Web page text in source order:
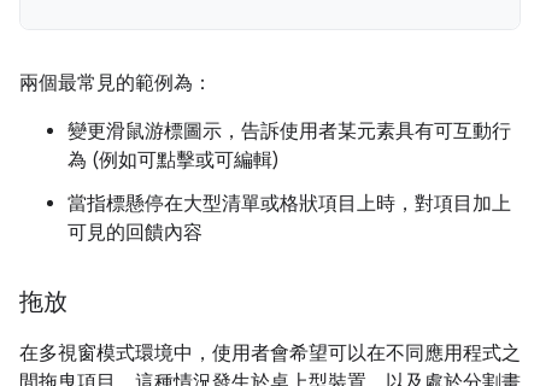
兩個最常見的範例為：
變更滑鼠游標圖示，告訴使用者某元素具有可互動行
為 (例如可點擊或可編輯)
當指標懸停在大型清單或格狀項目上時，對項目加上
可見的回饋內容
拖放
在多視窗模式環境中，使用者會希望可以在不同應用程式之